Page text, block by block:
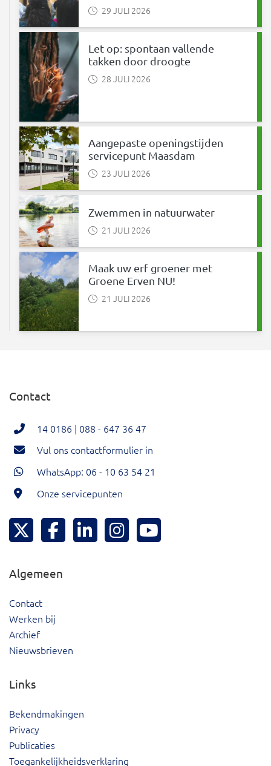
29 JULI 2026
Let op: spontaan vallende
takken door droogte
28 JULI 2026
Aangepaste openingstijden
servicepunt Maasdam
23 JULI 2026
Zwemmen in natuurwater
21 JULI 2026
Maak uw erf groener met
Groene Erven NU!
21 JULI 2026
Contact
14 0186 | 088 - 647 36 47
Vul ons contactformulier in
WhatsApp: 06 - 10 63 54 21
Onze servicepunten
Hoeksche Waard Twitter
Hoeksche Waard Facebook
Hoeksche Waard LinkedIn
Hoeksche Waard Instagram
Algemeen
Contact
Werken bij
Archief
Nieuwsbrieven
Links
Bekendmakingen
Privacy
Publicaties
Toegankelijkheidsverklaring